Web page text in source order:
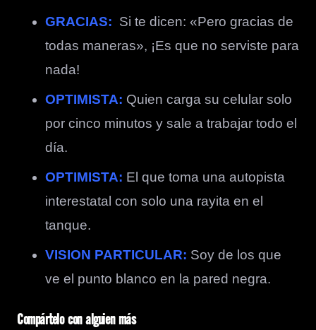
GRACIAS: Si te dicen: «Pero gracias de
todas maneras», ¡Es que no serviste para
nada!
OPTIMISTA: Quien carga su celular solo
por cinco minutos y sale a trabajar todo el
día.
OPTIMISTA: El que toma una autopista
interestatal con solo una rayita en el
tanque.
VISION PARTICULAR: Soy de los que
ve el punto blanco en la pared negra.
Compártelo con alguien más